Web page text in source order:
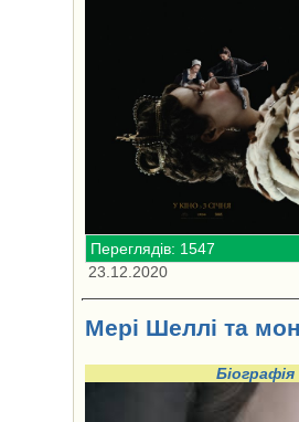
Переглядів: 1547
23.12.2020
Мері Шеллі та
Біографія